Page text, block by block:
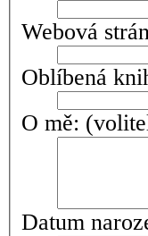
Webová
Oblíbená
O mě:
Datum